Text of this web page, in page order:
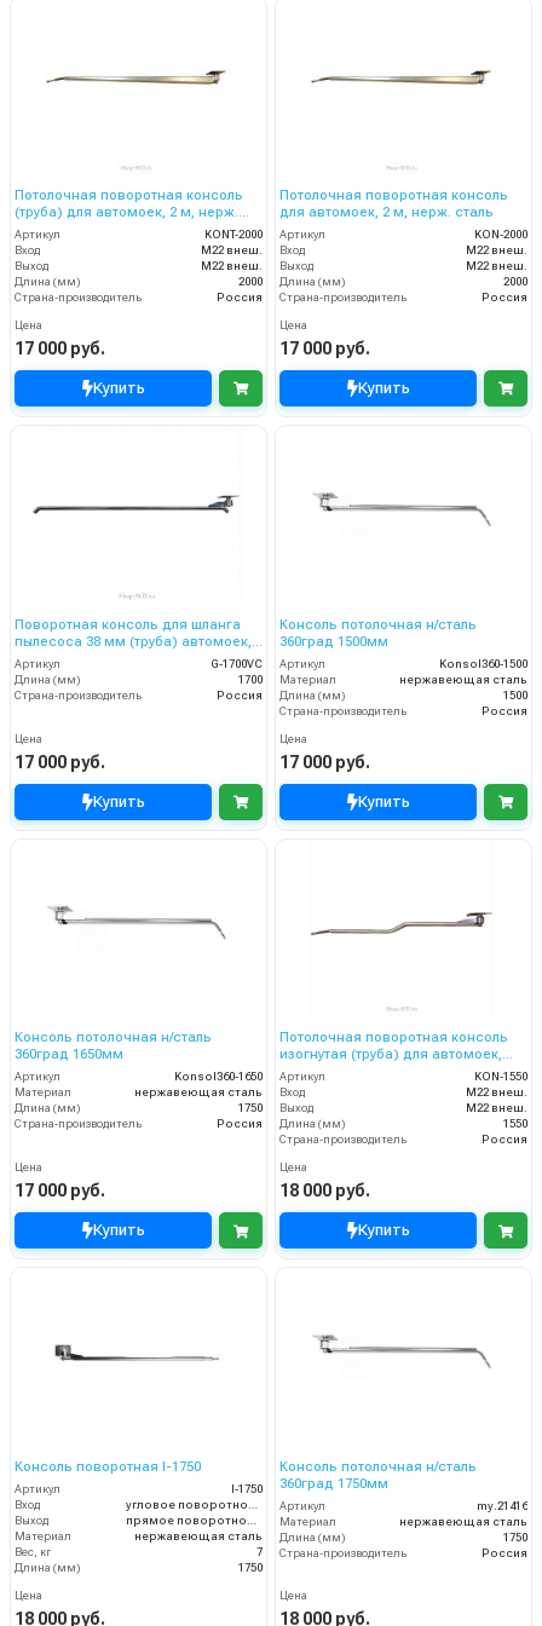
Потолочная поворотная консоль
(труба) для автомоек, 2 м, нерж.
сталь
Артикул
KONT-2000
Вход
M22 внеш.
Выход
M22 внеш.
Длина (мм)
2000
Страна-производитель
Россия
Цена
17 000 руб.
Купить
Потолочная поворотная консоль
для автомоек, 2 м, нерж. сталь
Артикул
KON-2000
Вход
M22 внеш.
Выход
M22 внеш.
Длина (мм)
2000
Страна-производитель
Россия
Цена
17 000 руб.
Купить
Поворотная консоль для шланга
пылесоса 38 мм (труба) автомоек,
1.7 м, нерж. сталь
Артикул
G-1700VC
Длина (мм)
1700
Страна-производитель
Россия
Цена
17 000 руб.
Купить
Консоль потолочная н/сталь
360град 1500мм
Артикул
Konsol360-1500
Материал
нержавеющая сталь
Длина (мм)
1500
Страна-производитель
Россия
Цена
17 000 руб.
Купить
Консоль потолочная н/сталь
360град 1650мм
Артикул
Konsol360-1650
Материал
нержавеющая сталь
Длина (мм)
1750
Страна-производитель
Россия
Цена
17 000 руб.
Купить
Потолочная поворотная консоль
изогнутая (труба) для автомоек,
1.55 м, нерж. сталь
Артикул
KON-1550
Вход
M22 внеш.
Выход
M22 внеш.
Длина (мм)
1550
Страна-производитель
Россия
Цена
18 000 руб.
Купить
Консоль поворотная I-1750
Артикул
I-1750
Вход
Выход
Материал
нержавеющая сталь
Вес, кг
7
Длина (мм)
1750
Цена
18 000 руб.
Консоль потолочная н/сталь
360град 1750мм
Артикул
my.21416
Материал
нержавеющая сталь
Длина (мм)
1750
Страна-производитель
Россия
Цена
18 000 руб.